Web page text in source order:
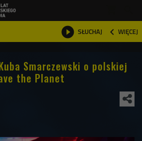
 SŁUCHAJ  WIĘCEJ

Smarczewski o polskiej
the Planet